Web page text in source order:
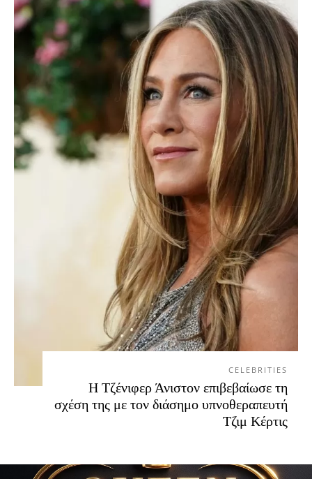
CELEBRITIES
Η Τζένιφερ Άνιστον επιβεβαίωσε τη
σχέση της με τον διάσημο υπνοθεραπευτή
Τζιμ Κέρτις